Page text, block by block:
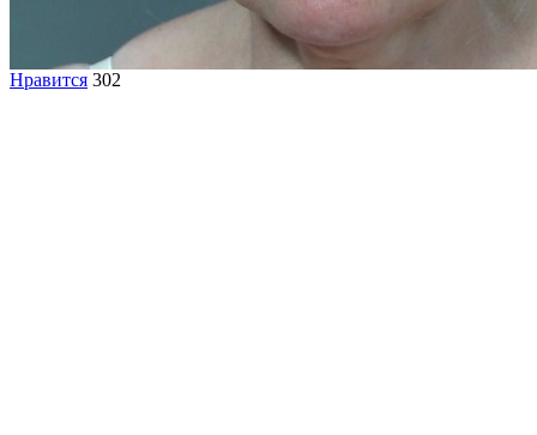
Нравится 302